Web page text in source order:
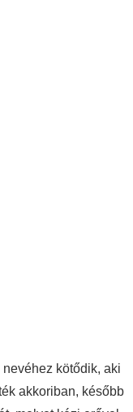
kötődik, aki
akkoriban, később